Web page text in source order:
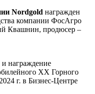
Nordgold награжден
компании ФосАгро
Квашнин, продюсер –
и награждение
XX Горного
г. в Бизнес-Центре